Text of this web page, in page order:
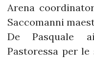
Arena
Saccomanni
De Pasquale
Pastoressa per le